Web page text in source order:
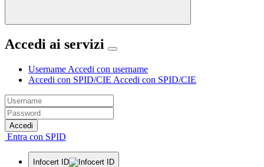
Accedi ai servizi
Username Accedi con username
Accedi con SPID/CIE Accedi con SPID/CIE
Accedi
Entra con SPID
Infocert ID